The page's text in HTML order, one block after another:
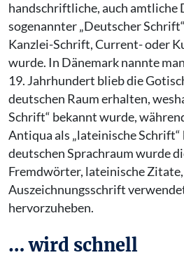
handschriftliche, auch amtliche
sogenannter „Deutscher
Kanzlei-Schrift, Current- oder
wurde. In Dänemark nannte
19. Jahrhundert blieb die
deutschen Raum erhalten,
Schrift“ bekannt wurde,
Antiqua als „lateinische
deutschen Sprachraum wurde
Fremdwörter, lateinische Zitate,
Auszeichnungsschrift
hervorzuheben.
… wird schnell